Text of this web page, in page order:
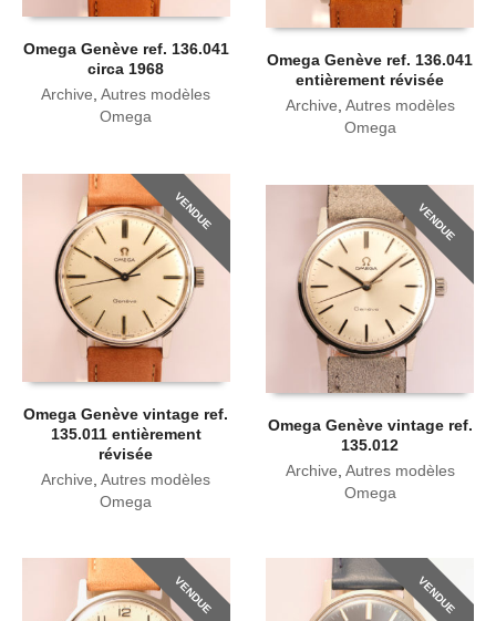
Omega Genève ref. 136.041
circa 1968
Archive ,Autres modèles
Omega
Omega Genève ref. 136.041
entièrement révisée
Archive Autres modèles
Omega
VENDUE
Omega Genève vintage ref.
135.011 entièrement
révisée
Archive ,Autres modèles
Omega
VENDUE
Omega Genève vintage ref.
135.012
Archive Autres modèles
Omega
VENDUE VENDUE